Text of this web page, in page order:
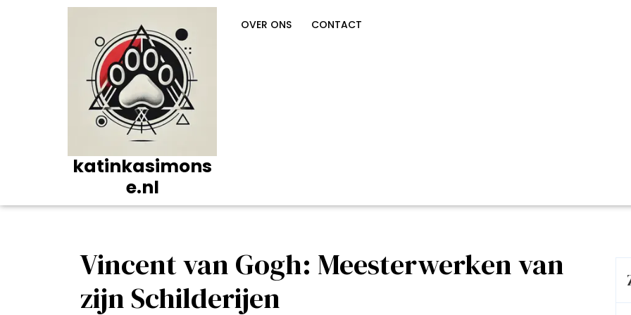
katinkasimons
e.nl
OVER ONS CONTACT
Vincent van Gogh: Meesterwerken van
zijn Schilderijen